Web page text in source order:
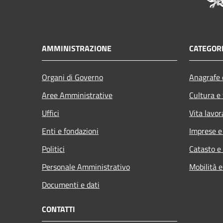
AMMINISTRAZIONE
Organi di Governo
Aree Amministrative
Uffici
Enti e fondazioni
Politici
Personale Amministrativo
Documenti e dati
Cultura
Vita
Imprese
Catasto
Mobilità
CONTATTI